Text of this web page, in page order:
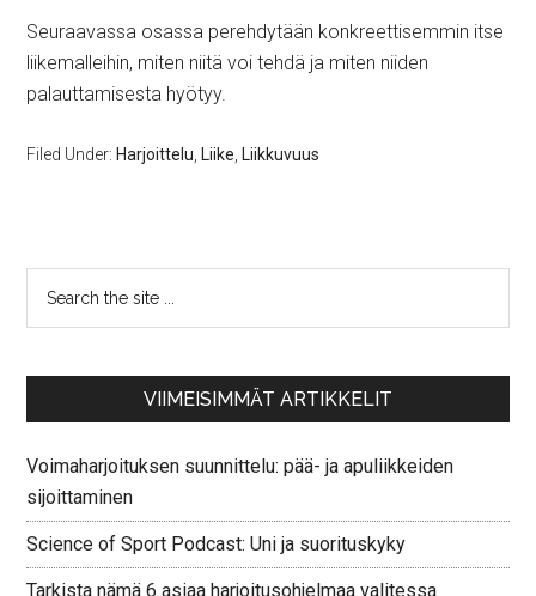
Seuraavassa osassa perehdytään konkreettisemmin itse
liikemalleihin, miten niitä voi tehdä ja miten niiden
palauttamisesta hyötyy.
Filed Under: Harjoittelu Liike Liikkuvuus
VIIMEISIMMÄT ARTIKKELIT
Voimaharjoituksen suunnittelu: pää- ja apuliikkeiden
sijoittaminen
Science of Sport Podcast: Uni ja suorituskyky
Tarkista nämä 6 asiaa harjoitusohjelmaa valitessa